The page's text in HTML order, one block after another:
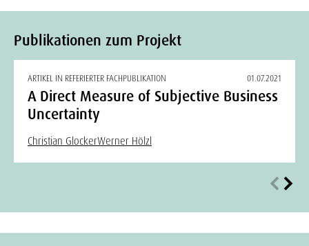
Publikationen zum Projekt
ARTIKEL IN REFERIERTER FACHPUBLIKATION 01.07.2021
A Direct Measure of Subjective Business
Uncertainty
Christian GlockerWerner Hölzl